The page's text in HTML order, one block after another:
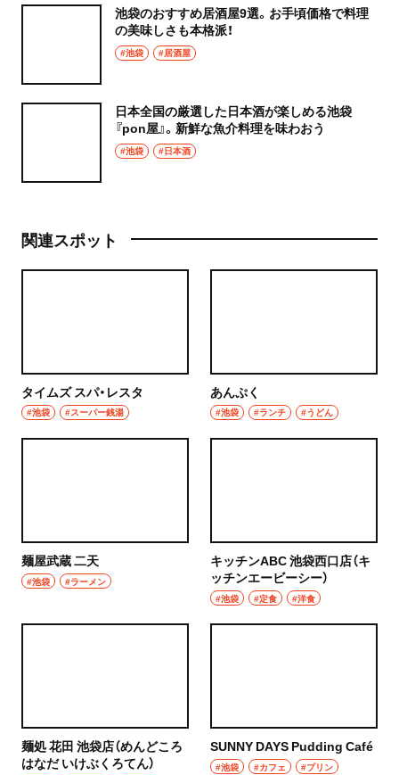
池袋のおすすめ居酒屋9選。お手頃価格で料理
の美味しさも本格派！
#池袋 #居酒屋
日本全国の厳選した日本酒が楽しめる池袋
『pon屋』。新鮮な魚介料理を味わおう
#池袋 #日本酒
関連スポット
タイムズ スパ・レスタ
#池袋 #スーパー銭湯
あんぷく
#池袋 #ランチ #うどん
麺屋武蔵 二天
#池袋 #ラーメン
キッチンABC 池袋西口店（キ
ッチンエービーシー）
#池袋 #定食 #洋食
麺処 花田 池袋店（めんどころ
はなだ いけぶくろてん）
SUNNY DAYS Pudding Café
#池袋 #カフェ #プリン